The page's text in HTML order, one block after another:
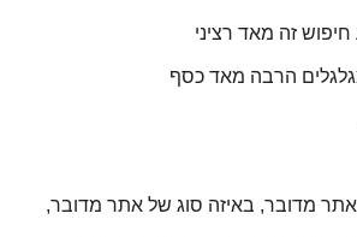
זה מאד רציני
הרבה מאד כסף
אתר מדובר, באיזה סוג של אתר מדובר,